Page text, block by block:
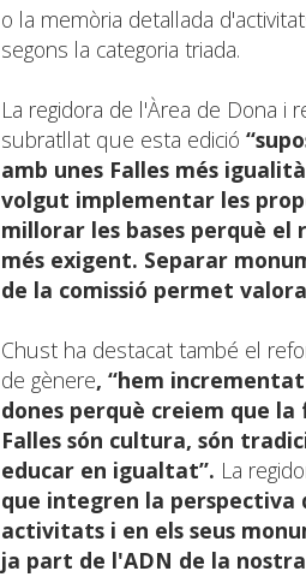
o la memòria detallada
segons la categoria triada.
La regidora de l'Àrea de Dona i
subratllat que esta edició
amb unes Falles més
volgut implementar les
millorar les bases perquè
més exigent. Separar
de la comissió permet
Chust ha destacat també el
de gènere, “hem
dones perquè creiem que
Falles són cultura, són
educar en igualtat”. La
que integren la perspectiva
activitats i en els seus
ja part de l'ADN de la